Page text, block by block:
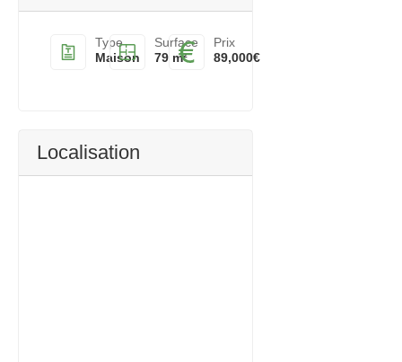
Type
Maison
Surface
79 m²
Prix
89,000€
Localisation